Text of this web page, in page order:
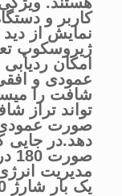
کاربر و
نمایش از
ژیروسکوپ
امکان
عمودی و
شافت را
تواند تراز
صورت عمودی
دهد.در
مدیریت
یک بار شارژ 10 ساعت از آن استفاده کنید